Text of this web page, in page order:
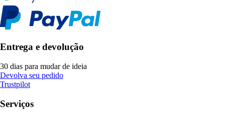
Entrega e devolução
30 dias para mudar de ideia
Devolva seu pedido
Trustpilot
Serviços